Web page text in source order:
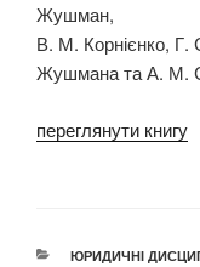
Жушман,
В. М. Корнієнко, Г.
Жушмана та А. М.
переглянути книгу
КАТЕГОРІЇ
ЮРИДИЧНІ